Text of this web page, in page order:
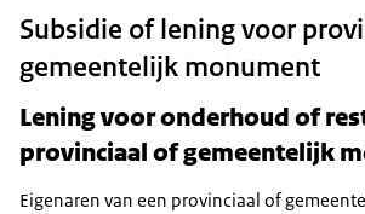
Subsidie of lening voor
gemeentelijk monument
Lening voor onderhoud of
provinciaal of gemeentelijk
Eigenaren van een provinciaal of